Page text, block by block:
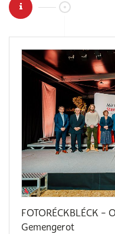
FOTORÉCKBLÉCK –
Gemengerot